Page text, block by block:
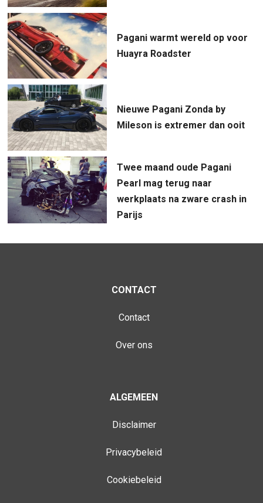
Pagani warmt wereld op voor
Huayra Roadster
Nieuwe Pagani Zonda by
Mileson is extremer dan ooit
Twee maand oude Pagani
Pearl mag terug naar
werkplaats na zware crash in
Parijs
CONTACT
Contact
Over ons
ALGEMEEN
Disclaimer
Privacybeleid
Cookiebeleid